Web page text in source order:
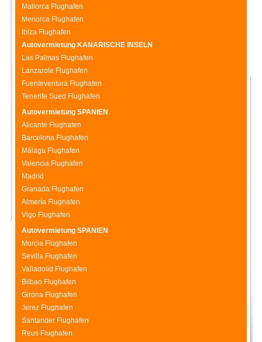
Mallorca Flughafen
Menorca Flughafen
Ibiza Flughafen
Autovermietung KANARISCHE INSELN
Las Palmas Flughafen
Lanzarote Flughafen
Fuenteventura Flughafen
Tenerife Sued Flughafen
Autovermietung SPANIEN
Alicante Flughafen
Barcelona Flughafen
Málaga Flughafen
Valencia Flughafen
Madrid
Granada Flughafen
Almería Flughafen
Vigo Flughafen
Autovermietung SPANIEN
Murcia Flughafen
Sevilla Flughafen
Valladolid Flughafen
Bilbao Flughafen
Girona Flughafen
Jerez Flughafen
Santander Flughafen
Reus Flughafen